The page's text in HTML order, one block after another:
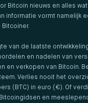
Bitcoin nieuws en alles
informatie vormt namelijk
van de laatste
en nadelen van
en verkopen van Bitcoin.
Verlies nooit het
(BTC) in euro (€). Of
en